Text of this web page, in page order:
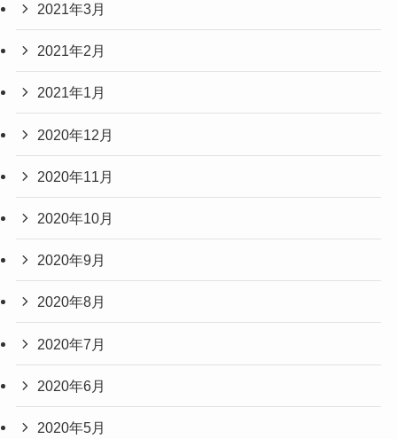
2021年3月
2021年2月
2021年1月
2020年12月
2020年11月
2020年10月
2020年9月
2020年8月
2020年7月
2020年6月
2020年5月